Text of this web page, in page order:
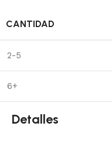
CANTIDAD
2-5
6+
Detalles